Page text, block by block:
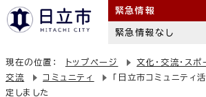
緊急情報
緊急情報なし
現在の位置： トップページ 文化・交流・スポ
交流
コミュニティ
「日立市コミュニティ
定しました